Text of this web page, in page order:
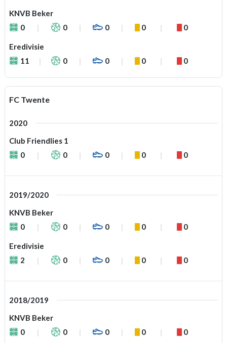
KNVB Beker
0
0 0 0 0
Eredivisie
11
0 0 0 0
FC Twente
2020
Club Friendlies 1
0
0 0 0 0
2019/2020
KNVB Beker
0
0 0 0 0
Eredivisie
2
0 0 0 0
2018/2019
KNVB Beker
0
0 0 0 0